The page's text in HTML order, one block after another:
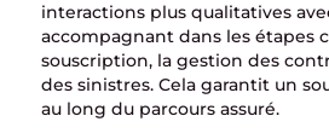
interactions plus qualitatives
accompagnant dans les étapes
souscription, la gestion des
des sinistres. Cela garantit un
au long du parcours assuré.